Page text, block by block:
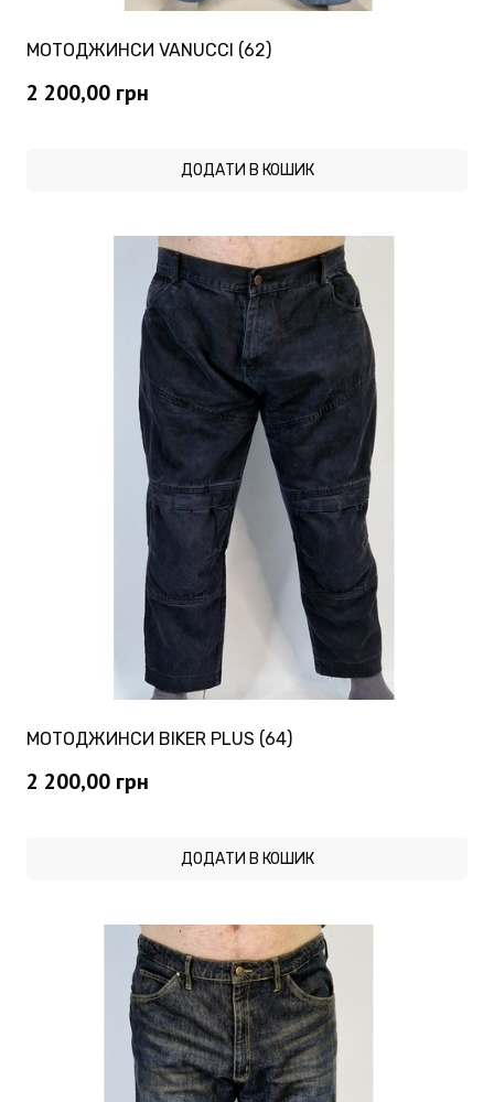
МОТОДЖИНСИ VANUCCI (62)
2 200,00 грн
ДОДАТИ В КОШИК
МОТОДЖИНСИ BIKER PLUS (64)
2 200,00 грн
ДОДАТИ В КОШИК